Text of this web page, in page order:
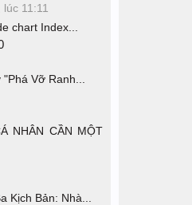
11:11
chart Index...
Vỡ Ranh...
NHÂN CẦN MỘT
Kịch Bản: Nhà...